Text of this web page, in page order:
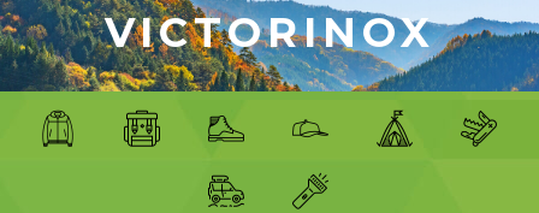
VICTORINOX